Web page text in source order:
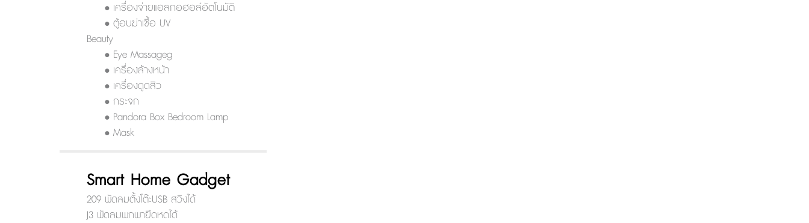
• เครื่องจ่ายแอลกอฮอล์อัตโนมัติ
• ตู้อบฆ่าเชื้อ UV
Beauty
• Eye Massageg
• เครื่องล้างหน้า
• เครื่องดูดสิว
• กระจก
• Pandora Box Bedroom Lamp
• Mask
Smart Home Gadget
209 พัดลมตั้งโต๊ะUSB สวิงได้
J3 พัดลมพกพายืดหดได้